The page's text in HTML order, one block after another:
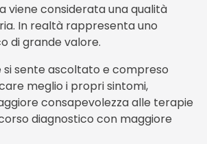
viene considerata una qualità
In realtà rappresenta uno
di grande valore.
si sente ascoltato e compreso
meglio i propri sintomi,
consapevolezza alle terapie
diagnostico con maggiore